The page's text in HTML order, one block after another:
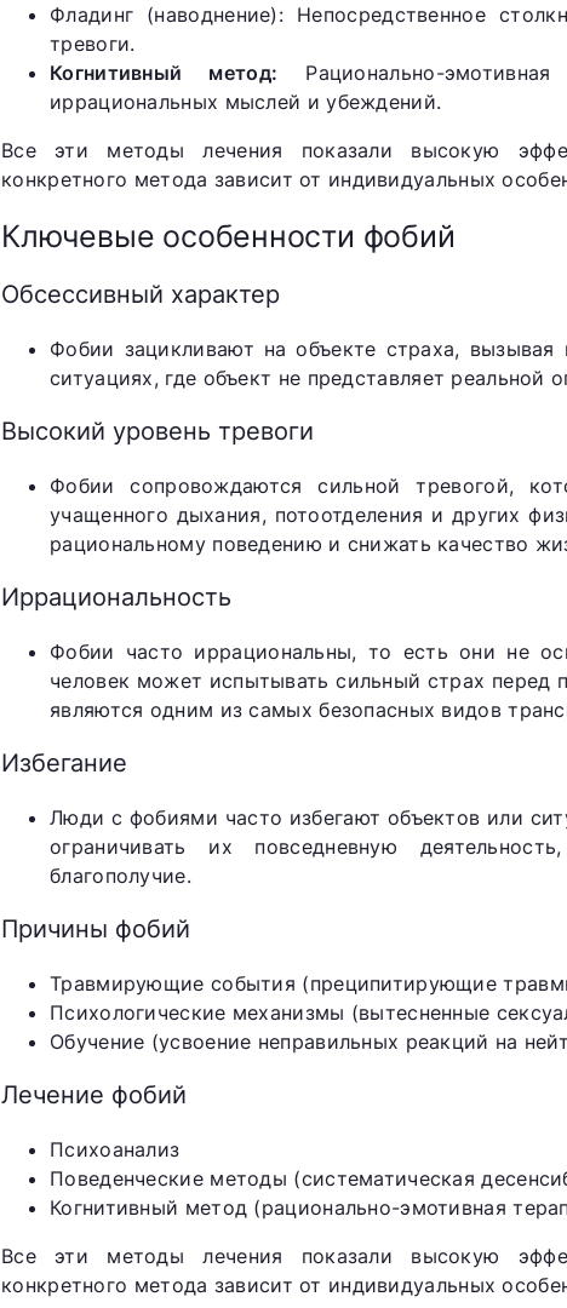
Фладинг (наводнение): Непосредственное
тревоги.
Когнитивный метод: Рационально-
иррациональных мыслей и убеждений.
Все эти методы лечения показали высокую
конкретного метода зависит от индивидуальных
Ключевые особенности фобий
Обсессивный характер
Фобии зацикливают на объекте страха,
ситуациях, где объект не представляет реальной
Высокий уровень тревоги
Фобии сопровождаются сильной тревогой,
учащенного дыхания, потоотделения и других
рациональному поведению и снижать качество
Иррациональность
Фобии часто иррациональны, то есть они не
человек может испытывать сильный страх перед
являются одним из самых безопасных видов
Избегание
Люди с фобиями часто избегают объектов или
ограничивать их повседневную
благополучие.
Причины фобий
Травмирующие события (преципитирующие
Психологические механизмы (вытесненные
Обучение (усвоение неправильных реакций на
Лечение фобий
Психоанализ
Поведенческие методы (систематическая
Когнитивный метод (рационально-эмотивная
Все эти методы лечения показали высокую
конкретного метода зависит от индивидуальных